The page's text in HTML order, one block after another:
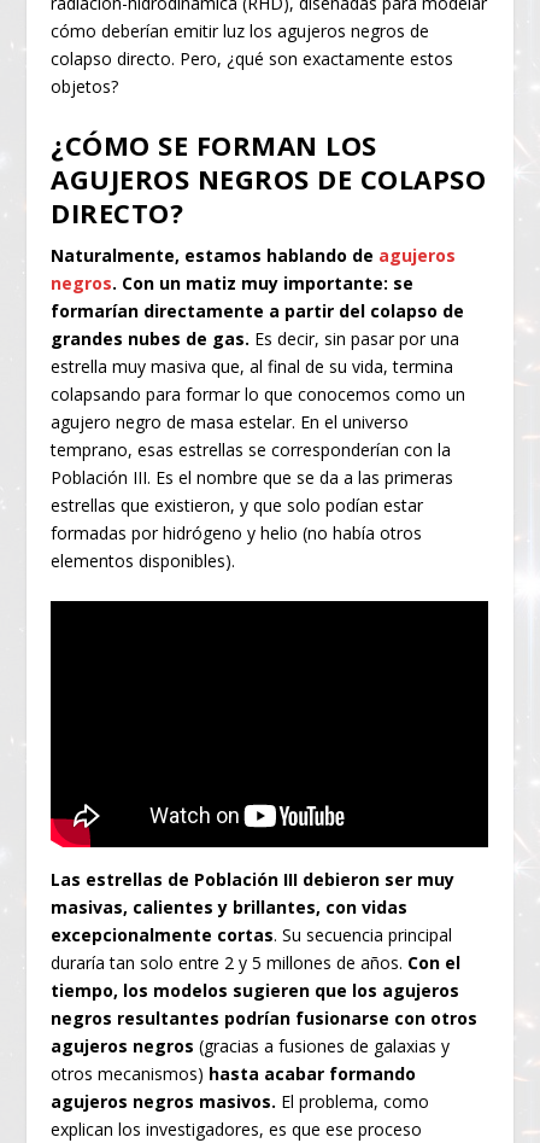
cómo deberían emitir luz los agujeros negros de
colapso directo. Pero, ¿qué son exactamente estos
objetos?
¿CÓMO SE FORMAN LOS
AGUJEROS NEGROS DE COLAPSO
DIRECTO?
Naturalmente, estamos hablando de agujeros
negros. Con un matiz muy importante: se
formarían directamente a partir del colapso de
grandes nubes de gas. Es decir, sin pasar por una
estrella muy masiva que, al final de su vida, termina
colapsando para formar lo que conocemos como un
agujero negro de masa estelar. En el universo
temprano, esas estrellas se corresponderían con la
Población III. Es el nombre que se da a las primeras
estrellas que existieron, y que solo podían estar
formadas por hidrógeno y helio (no había otros
elementos disponibles).
Las estrellas de Población III debieron ser muy
masivas, calientes y brillantes, con vidas
excepcionalmente cortas. Su secuencia principal
duraría tan solo entre 2 y 5 millones de años. Con el
tiempo, los modelos sugieren que los agujeros
negros resultantes podrían fusionarse con otros
agujeros negros(gracias a fusiones de galaxias y
otros mecanismos) hasta acabar formando
agujeros negros masivos. El problema, como
explican los investigadores, es que ese proceso